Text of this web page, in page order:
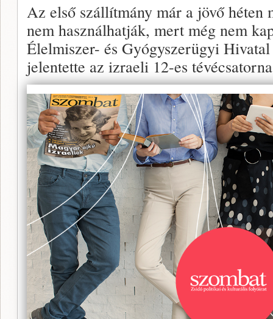
Az első szállítmány már a jövő héten
nem használhatják, mert még nem
Élelmiszer- és Gyógyszerügyi
jelentette az izraeli 12-es